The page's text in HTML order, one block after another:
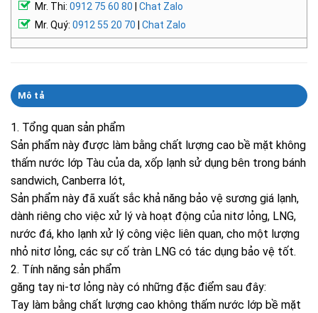
Mr. Thi: 0912 75 60 80
Chat Zalo
Mr. Quý: 0912 55 20 70 Chat Zalo
Mô tả
1. Tổng quan sản phẩm
Sản phẩm này được làm bằng chất lượng cao bề mặt không
thấm nước lớp Tàu của da, xốp lạnh sử dụng bên trong bánh
sandwich, Canberra lót,
Sản phẩm này đã xuất sắc khả năng bảo vệ sương giá lạnh,
dành riêng cho việc xử lý và hoạt động của nitơ lỏng, LNG,
nước đá, kho lạnh xử lý công việc liên quan, cho một lượng
nhỏ nitơ lỏng, các sự cố tràn LNG có tác dụng bảo vệ tốt.
2. Tính năng sản phẩm
găng tay ni-tơ lỏng này có những đặc điểm sau đây:
Tay làm bằng chất lượng cao không thấm nước lớp bề mặt